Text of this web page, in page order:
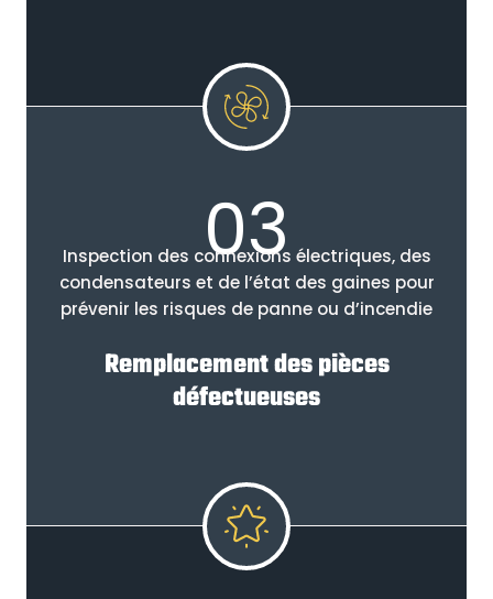
03
Inspection des connexions électriques, des
condensateurs et de l’état des gaines pour
prévenir les risques de panne ou d’incendie
Remplacement des pièces
défectueuses